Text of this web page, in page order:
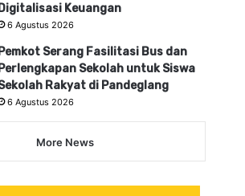
Digitalisasi Keuangan
6 Agustus 2026
Pemkot Serang Fasilitasi Bus dan
Perlengkapan Sekolah untuk Siswa
Rakyat di Pandeglang
6 Agustus 2026
More News